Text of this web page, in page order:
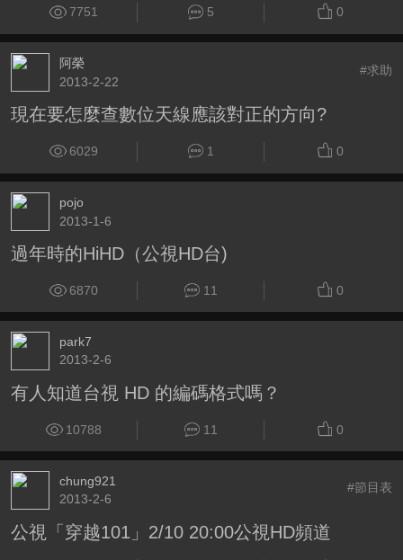
7751 5 0
阿榮
2013-2-22
#求助
現在要怎麼查數位天線應該對正的方向?
6029 1 0
pojo
2013-1-6
過年時的HiHD（公視HD台)
6870 11 0
park7
2013-2-6
有人知道台視 HD 的編碼格式嗎？
10788 11 0
chung921
2013-2-6
#節目表
公視「穿越101」2/10 20:00公視HD頻道